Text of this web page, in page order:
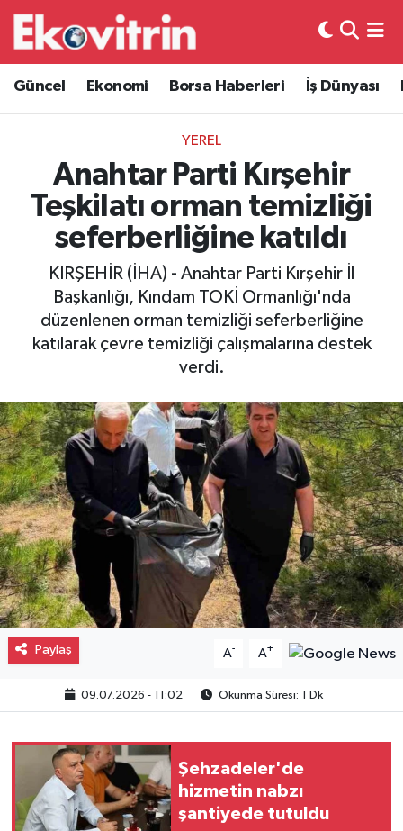
Güncel Ekonomi Borsa Haberleri İş Dünyası
YEREL
Anahtar Parti Kırşehir
Teşkilatı orman temizliği
seferberliğine katıldı
KIRŞEHİR (İHA) - Anahtar Parti Kırşehir İl
Başkanlığı, Kındam TOKİ Ormanlığı'nda
düzenlenen orman temizliği seferberliğine
katılarak çevre temizliği çalışmalarına destek
verdi.
Paylaş A- A+
09.07.2026 - 11:02 Okunma Süresi: 1 Dk
Şehzadeler'de
hizmetin nabzı
şantiyede tutuldu
Güncel
Ekonomi
Borsa Haberleri
İş Dünyası
Lojistik
Otovitrin
Asayiş
Gayrimenkul
Spor
Eğitim
Hava Durumu
Trafik Durumu
Süper Lig Puan Durumu ve Fikstür
Tüm Manşetler
Son Dakika Haberleri
Haber Arşivi